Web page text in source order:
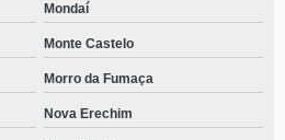
Mondaí
Monte Castelo
Morro da Fumaça
Nova Erechim